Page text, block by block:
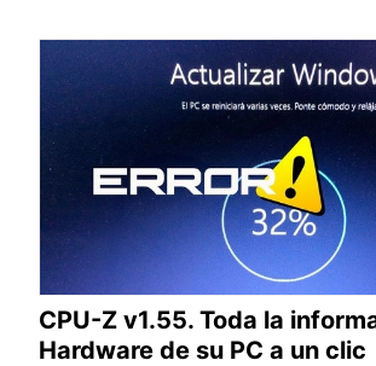
CPU-Z v1.55. Toda la
Hardware de su PC a un clic